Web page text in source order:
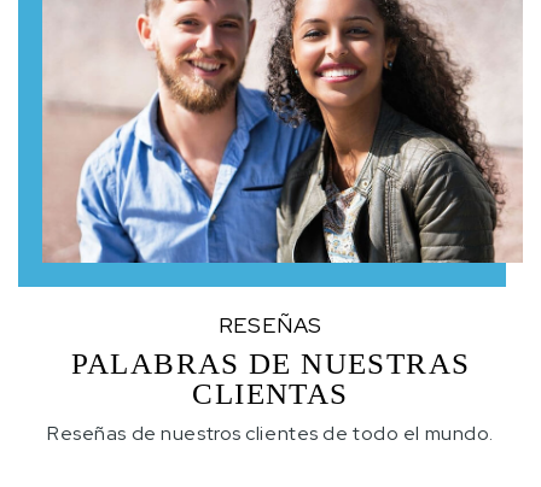
RESEÑAS
PALABRAS DE NUESTRAS
CLIENTAS
Reseñas de nuestros clientes de todo el mundo.